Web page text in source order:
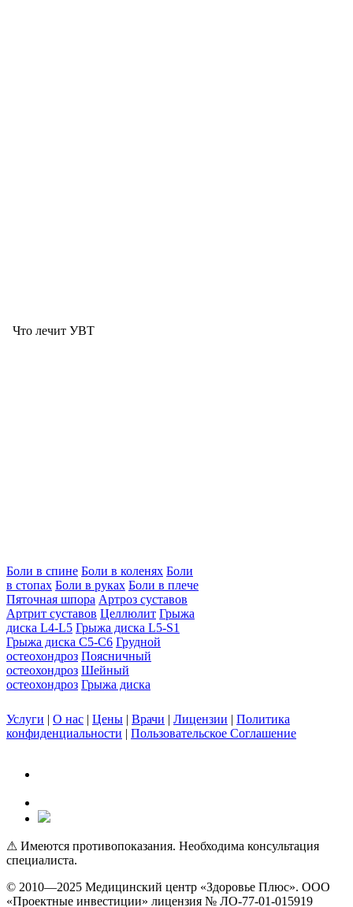
Что лечит УВТ
Боли в спине Боли в коленях Боли
в стопах Боли в руках Боли в плече
Пяточная шпора Артроз суставов
Артрит суставов Целлюлит Грыжа
диска L4-L5 Грыжа диска L5-S1
Грыжа диска C5-C6 Грудной
остеохондроз Поясничный
остеохондроз Шейный
остеохондроз Грыжа диска
Услуги | О нас | Цены | Врачи | Лицензии | Политика
конфиденциальности | Пользовательское Соглашение
⚠ Имеются противопоказания. Необходима консультация
специалиста.
© 2010—2025 Медицинский центр «Здоровье Плюс». ООО
«Проектные инвестиции» лицензия № ЛО-77-01-015919